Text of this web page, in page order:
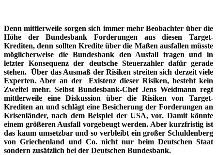
Denn mittlerweile sorgen sich immer mehr Beobachter über die
Höhe der Bundesbank Forderungen aus diesen Target-
Krediten, denn sollten Kredite über die Maßen ausfallen müsste
möglicherweise die Bundesbank den Ausfall tragen und in
letzter Konsequenz der deutsche Steuerzahler dafür gerade
stehen. Über das Ausmaß der Risiken streiten sich derzeit viele
Experten. Aber an der Existenz dieser Risiken, besteht kein
Zweifel mehr. Selbst Bundesbank-Chef Jens Weidmann regt
mittlerweile eine Diskussion über die Risiken von Target-
Krediten an und schlägt eine Besicherung der Forderungen an
Krisenländer, nach dem Beispiel der USA, vor. Damit könnte
einem größeren Ausfall vorgebeugt werden. Aber kurzfristig ist
das kaum umsetzbar und so verbleibt ein großer Schuldenberg
von Griechenland und Co. nicht nur beim Deutschen Staat
sondern zusätzlich bei der Deutschen Bundesbank.